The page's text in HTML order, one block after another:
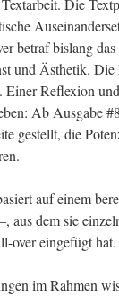
Die
betraf bislang
und Ästhetik.
Reflexion
Ab Ausgabe
gestellt, die
auf einem
aus dem sie
over eingefügt hat.
im Rahmen